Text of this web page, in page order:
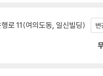
로 11(여의도동, 일신빌딩) 변